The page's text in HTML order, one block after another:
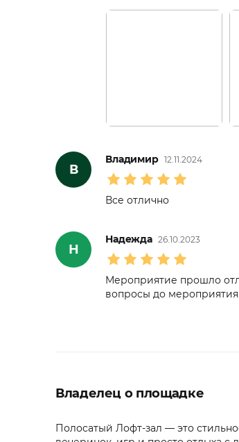
В
Владимир 12.11.2024
Все отлично
Н
Надежда 26.10.2023
Мероприятие прошло
вопросы до мероприятия.
Владелец о площадке
Полосатый Лофт-зал — это